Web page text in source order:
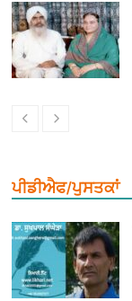
ਪੀਡੀਐਫ/ਪੁਸਤਕਾਂ